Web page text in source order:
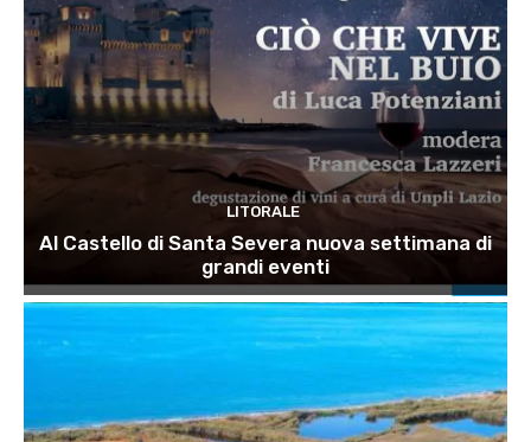
LITORALE
Al Castello di Santa Severa nuova settimana di
grandi eventi